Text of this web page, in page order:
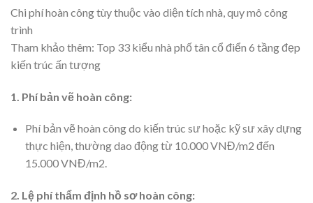
Chi phí hoàn công tùy thuộc vào diện tích nhà, quy mô công
trình
Tham khảo thêm: Top 33 kiểu nhà phố tân cổ điển 6 tầngđẹp
kiến trúc ấn tượng
1. Phí bản vẽ hoàn công:
Phí bản vẽ hoàn công do kiến trúc sư hoặc kỹ sư xây dựng
thực hiện, thường dao động từ 10.000 VNĐ/m2 đến
15.000 VNĐ/m2.
2. Lệ phí thẩm định hồ sơ hoàn công: